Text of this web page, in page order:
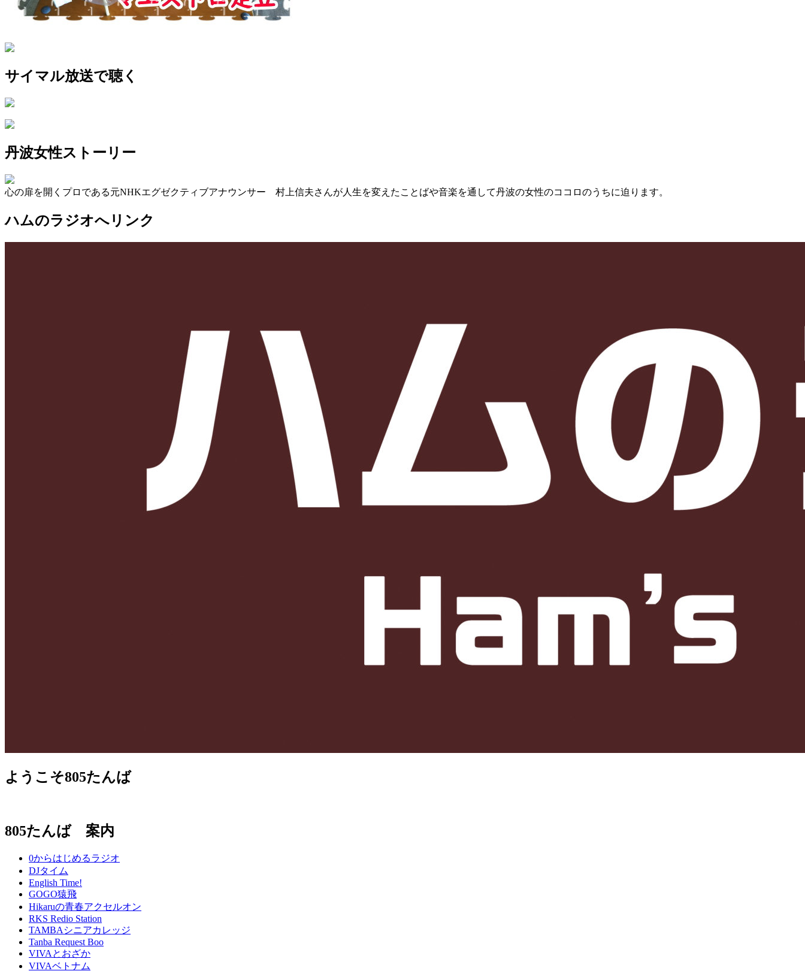
サイマル放送で聴く
丹波女性ストーリー
心の扉を開くプロである元NHKエグゼクティブアナウンサー 村上信夫さんが人生を変えたことばや音楽を通して丹波の女性のココロのうちに迫ります。
ハムのラジオへリンク
ようこそ805たんば
805たんば 案内
0からはじめるラジオ
DJタイム
English Time!
GOGO猿飛
Hikaruの青春アクセルオン
RKS Redio Station
TAMBAシニアカレッジ
Tanba Request Boo
VIVAとおざか
VIVAベトナム